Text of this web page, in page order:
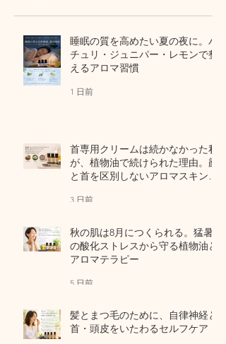
睡眠の質を高めたい夏の夜に。パ
チュリ・ジュニパー・レモンで整
えるアロマ習慣
1 日前
首専用クリームは続かなかった私
が、植物油で続けられた理由。顔
と首を区別しないアロマスキンケ
3 日前
秋の肌は8月につくられる。猛暑
の酸化ストレスから守る植物油と
アロマテラピー
5 日前
髪とまつ毛のために、自律神経と
首・頭皮をいたわるセルフケア